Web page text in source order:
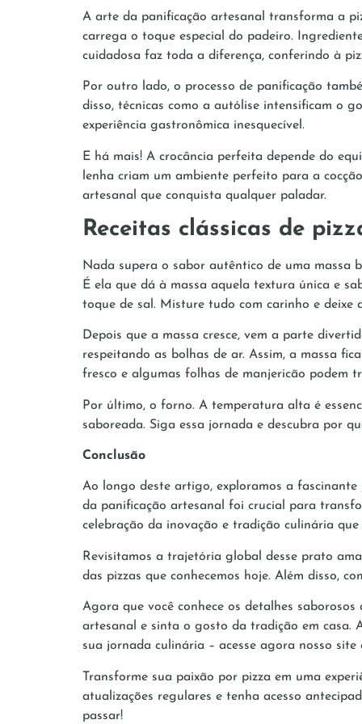
A arte da panificação artesanal transforma a
carrega o toque especial do padeiro.
cuidadosa faz toda a diferença, conferindo à
Por outro lado, o processo de panificação
disso, técnicas como a autólise intensificam o
experiência gastronômica inesquecível.
E há mais! A crocância perfeita depende do
lenha criam um ambiente perfeito para a
artesanal que conquista qualquer paladar.
Receitas clássicas de
Nada supera o sabor autêntico de uma massa
É ela que dá à massa aquela textura única e
toque de sal. Misture tudo com carinho e
Depois que a massa cresce, vem a parte
respeitando as bolhas de ar. Assim, a massa
fresco e algumas folhas de manjericão podem
Por último, o forno. A temperatura alta é
saboreada. Siga essa jornada e descubra por
Conclusão
Ao longo deste artigo, exploramos a
da panificação artesanal foi crucial para
celebração da inovação e tradição culinária
Revisitamos a trajetória global desse prato
das pizzas que conhecemos hoje. Além disso,
Agora que você conhece os detalhes
artesanal e sinta o gosto da tradição em casa.
sua jornada culinária – acesse agora nosso
Transforme sua paixão por pizza em uma
atualizações regulares e tenha acesso
passar!